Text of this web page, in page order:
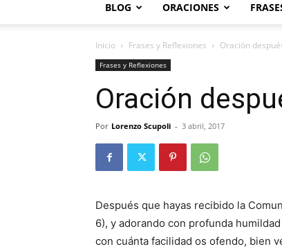
BLOG ORACIONES
Inicio Frases y Reflexiones Oración
Frases y Reflexiones
Oración
Por Lorenzo Scupoli - 3 abril, 2017
Después que hayas recibido la
6), y adorando con profunda
con cuánta facilidad os ofendo, bien